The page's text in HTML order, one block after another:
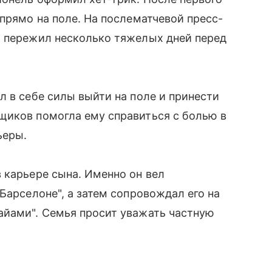
на поле. На послематчевой пресс-
несколько тяжелых дней перед
в себе силы выйти на поле и принести
помогла ему справиться с болью в
сына. Именно он вел
а затем сопровождал его на
Семья просит уважать частную